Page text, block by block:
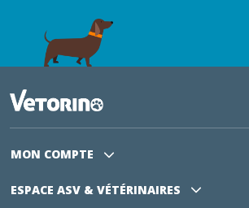
MON COMPTE
ESPACE ASV & VÉTÉRINAIRES